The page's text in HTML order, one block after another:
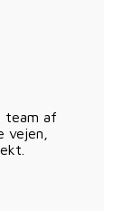
team af
vejen,